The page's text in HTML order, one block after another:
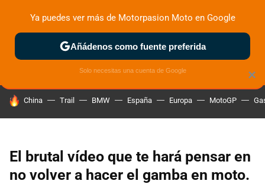
ZONA DE PRUEBAS DEPORTIVAS MOTOS ELÉCTRICAS
HOY SE HABLA DE
China Trail BMW España Europa MotoGP
El brutal vídeo que te hará pensar en
no volver a hacer el gamba en moto.
×
Ya puedes ver más de Motorpasion Moto en Google
Añádenos como fuente preferida
Solo necesitas una cuenta de Google